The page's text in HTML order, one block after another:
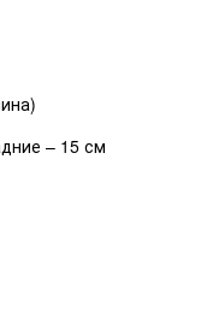
– 15 см